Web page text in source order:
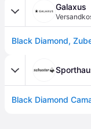
Galaxus
Black Diamond,